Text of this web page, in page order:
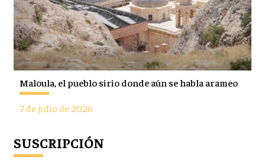
Maloula, el pueblo sirio donde aún se habla arameo
7 de julio de 2026
SUSCRIPCIÓN